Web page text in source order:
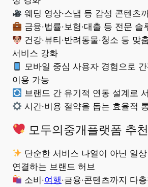
웨딩 영상·스냅 등 감성 콘텐츠
금융·법률·보험·대출 등 전문 솔
건강·뷰티·반려동물·청소 등 맞
서비스 강화
모바일 중심 사용자 경험으로
이용 가능
브랜드 간 유기적 연동 설계로
시간·비용 절약을 돕는 효율적
모두의중개플랫폼 추천
단순한 서비스 나열이 아닌 일
연결하는 브랜드 허브
소비·여행·금융·콘텐츠까지 다